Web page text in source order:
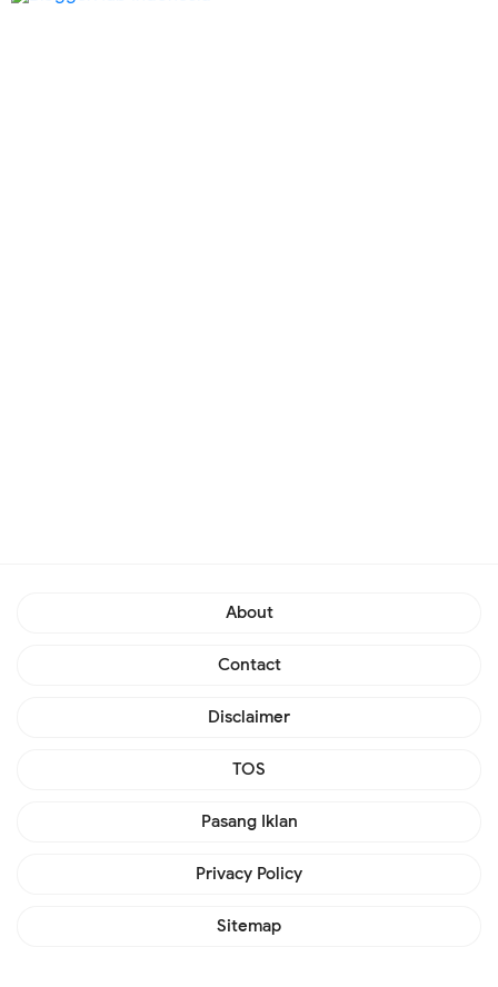
About
Contact
Disclaimer
TOS
Pasang Iklan
Privacy Policy
Sitemap